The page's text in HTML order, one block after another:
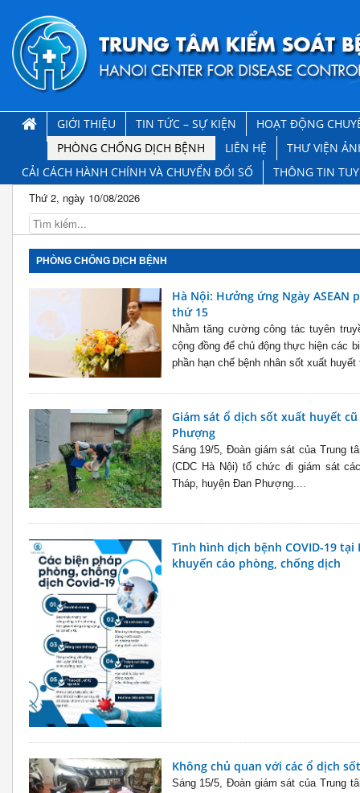
GIỚI THIỆU TIN TỨC – SỰ KIỆN
HOẠT ĐỘNG
PHÒNG CHỐNG DỊCH BỆNH
LIÊN HỆ
THƯ VIỆN
CẢI CÁCH HÀNH CHÍNH VÀ CHUYỂN ĐỔI SỐ
THÔNG TIN
Thứ 2, ngày 10/08/2026
PHÒNG CHỐNG DỊCH BỆNH
Hà Nội: Hưởng ứng Ngày
thứ 15
Nhằm tăng cường công tác tuyên
cộng đồng để chủ động thực hiện các
phần hạn chế bệnh nhân sốt xuất
Giám sát ổ dịch sốt xuất huyết
Phượng
Sáng 19/5, Đoàn giám sát của Trung
(CDC Hà Nội) tổ chức đi giám sát
Tháp, huyện Đan Phượng....
Tình hình dịch bệnh COVID-19
khuyến cáo phòng, chống dịch
Không chủ quan với các ổ dịch
Sáng 15/5, Đoàn giám sát của Trung